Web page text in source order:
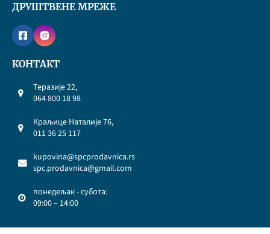
ДРУШТВЕНЕ МРЕЖЕ
КОНТАКТ
Теразије 22,
064 800 18 98
Краљице Наталије 76,
011 36 25 117
kupovina@spcprodavnica.rs
spc.prodavnica@gmail.com
понедељак - субота:
09:00 – 14:00